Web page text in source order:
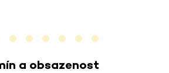
a obsazenost